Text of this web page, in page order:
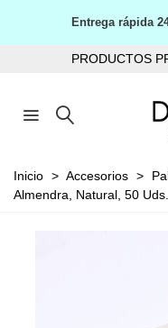
Entrega rápida
PRODUCTOS
Inicio > Accesorios >
Almendra, Natural, 50 Uds.